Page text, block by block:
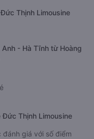
Thịnh Limousine
- Hà Tĩnh từ Hoàng
Thịnh Limousine
giá với số điểm